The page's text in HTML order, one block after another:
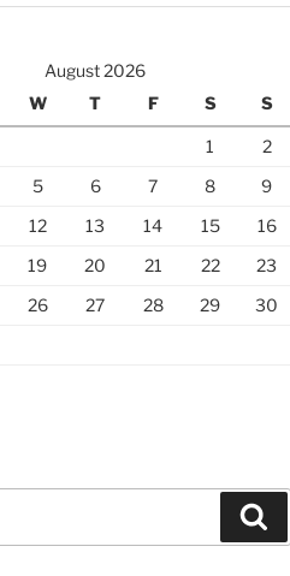
August 2026
W T F S S
1
2
5 6 7 8
9
12 13 14 15
16
19 20 21 22
23
26 27 28 29
30